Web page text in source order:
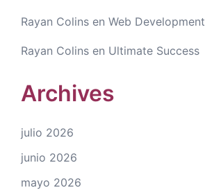
Rayan Colins en Web Development
Rayan Colins en Ultimate Success
Archives
julio 2026
junio 2026
mayo 2026